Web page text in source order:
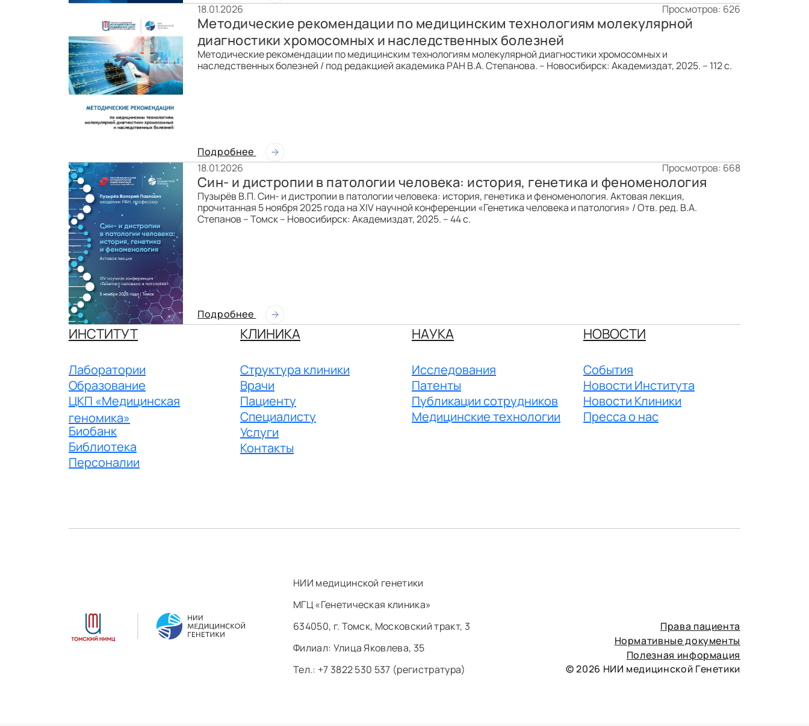
18.01.2026
Просмотров: 626
Методические рекомендации по медицинским технологиям молекулярной
диагностики хромосомных и наследственных болезней
Методические рекомендации по медицинским технологиям молекулярной диагностики хромосомных и
наследственных болезней / под редакцией академика РАН В.А. Степанова. – Новосибирск: Академиздат, 2025. – 112 с.
Подробнее
18.01.2026
Просмотров: 668
Син- и дистропии в патологии человека: история, генетика и феноменология
Пузырёв В.П. Син- и дистропии в патологии человека: история, генетика и феноменология. Актовая лекция,
прочитанная 5 ноября 2025 года на XIV научной конференции «Генетика человека и патология» / Отв. ред. В.А.
Степанов – Томск – Новосибирск: Академиздат, 2025. – 44 с.
Подробнее
ИНСТИТУТ
Лаборатории
Образование
ЦКП «Медицинская
геномика»
Биобанк
Библиотека
Персоналии
КЛИНИКА
Структура клиники
Врачи
Пациенту
Специалисту
Услуги
Контакты
НАУКА
Исследования
Патенты
Публикации сотрудников
Медицинские технологии
НОВОСТИ
События
Новости Института
Новости Клиники
Пресса о нас
НИИ медицинской генетики
МГЦ «Генетическая клиника»
634050, г. Томск, Московский тракт, 3
Филиал: ​Улица Яковлева, 35
Тел.: +7 3822 530 537 (регистратура)
Права пациента
Нормативные документы
Полезная информация
© 2026 НИИ медицинской Генетики